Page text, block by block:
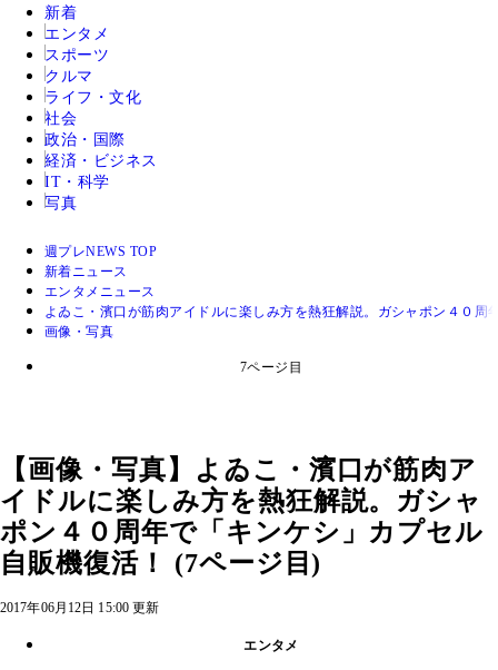
新着
エンタメ
スポーツ
クルマ
ライフ・文化
社会
政治・国際
経済・ビジネス
IT・科学
写真
週プレNEWS TOP
新着ニュース
エンタメニュース
よゐこ・濱口が筋肉アイドルに楽しみ方を熱狂解説。ガシャポン４０周
画像・写真
7ページ目
【画像・写真】よゐこ・濱口が筋肉ア
イドルに楽しみ方を熱狂解説。ガシャ
ポン４０周年で「キンケシ」カプセル
自販機復活！ (7ページ目)
2017年06月12日 15:00 更新
エンタメ